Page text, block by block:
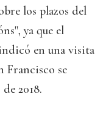
los plazos del
ya que el
en una visita
Francisco se
2018.